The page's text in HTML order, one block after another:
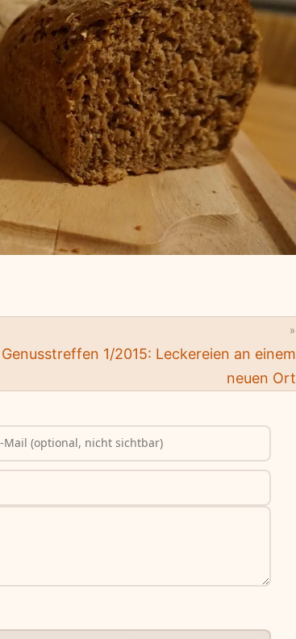
»
Genusstreffen 1/2015: Leckereien an einem
neuen Ort